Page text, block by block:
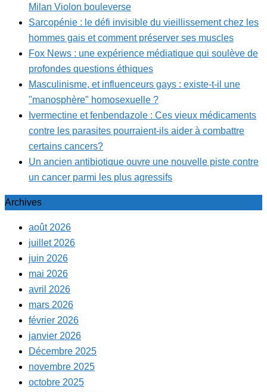
Milan Violon bouleverse
Sarcopénie : le défi invisible du vieillissement chez les
hommes gais et comment préserver ses muscles
Fox News : une expérience médiatique qui soulève de
profondes questions éthiques
Masculinisme, et influenceurs gays : existe-t-il une
"manosphère" homosexuelle ?
Ivermectine et fenbendazole : Ces vieux médicaments
contre les parasites pourraient-ils aider à combattre
certains cancers?
Un ancien antibiotique ouvre une nouvelle piste contre
un cancer parmi les plus agressifs
Archives
août 2026
juillet 2026
juin 2026
mai 2026
avril 2026
mars 2026
février 2026
janvier 2026
Décembre 2025
novembre 2025
octobre 2025